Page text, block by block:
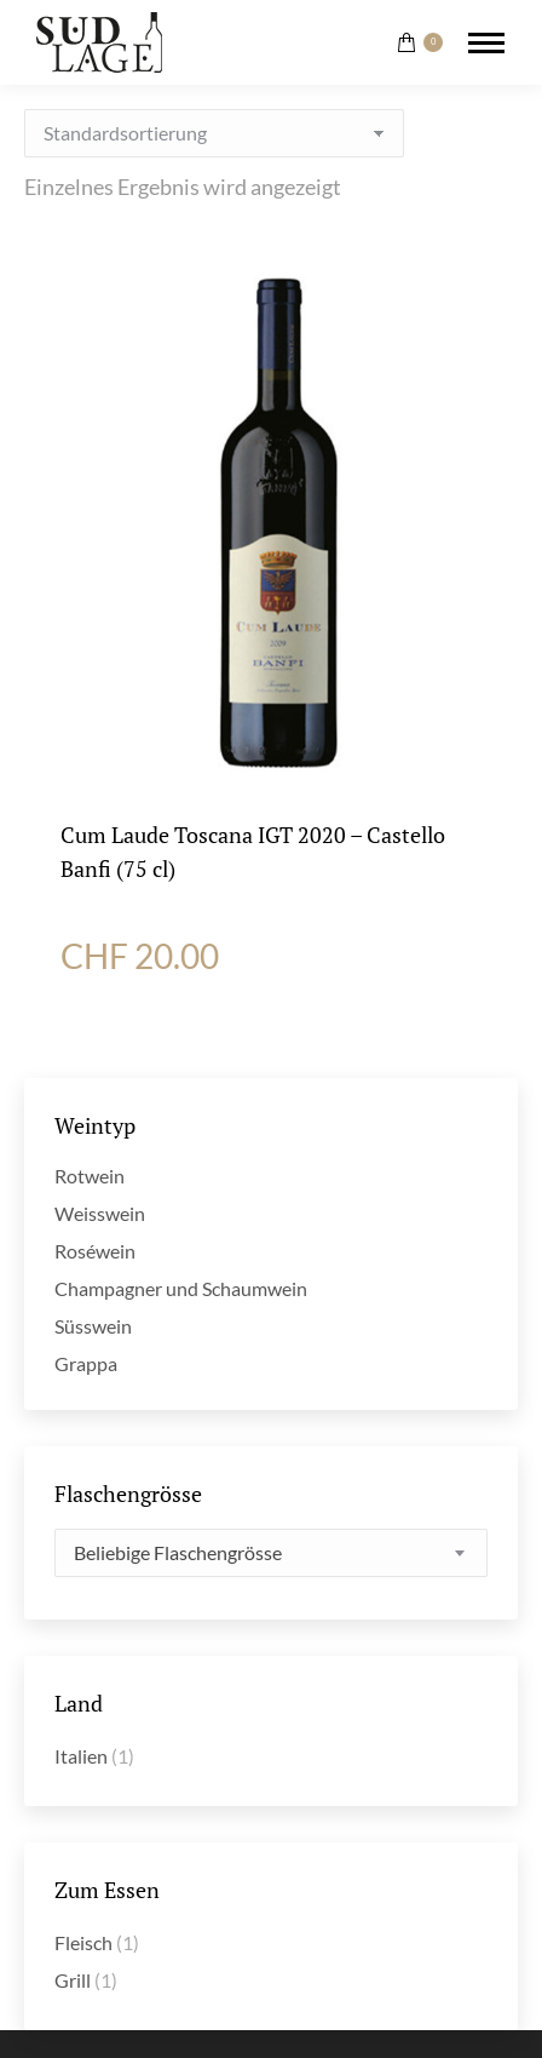
0
Einzelnes Ergebnis wird angezeigt
Cum Laude Toscana IGT 2020 – Castello
Banfi (75 cl)
CHF 20.00
Weintyp
Rotwein
Weisswein
Roséwein
Champagner und Schaumwein
Süsswein
Grappa
Flaschengrösse
Beliebige Flaschengrösse
Land
Italien (1)
Zum Essen
Fleisch (1)
Grill (1)